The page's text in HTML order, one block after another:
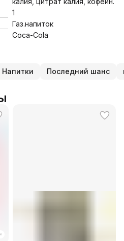
1
Газ.напиток
Coca-Cola
Напитки Последний шанс